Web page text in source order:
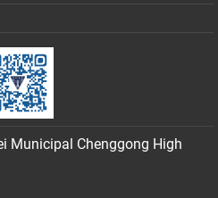
Municipal Chenggong High